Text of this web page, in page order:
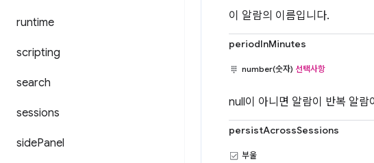
runtime
scripting
search
sessions
sidePanel
이 알람의 이름입니다.
periodInMinutes
number(숫자) 선택사항
null이 아니면 알람이 반복 알람
persistAcrossSessions
부울